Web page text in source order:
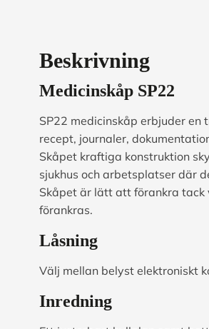
Beskrivning
Medicinskåp SP22
SP22 medicinskåp erbjuder en
recept, journaler,
Skåpet kraftiga konstruktion
sjukhus och arbetsplatser där
Skåpet är lätt att förankra tack
förankras.
Låsning
Välj mellan belyst elektroniskt
Inredning